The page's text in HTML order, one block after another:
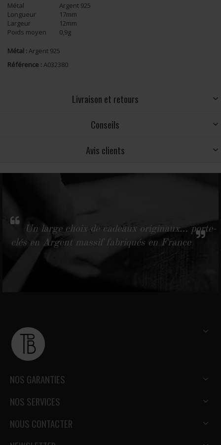
Métal
Argent 925
Longueur
17mm
Largeur
12mm
Poids moyen
0,9g
Métal : Argent 925
Référence : A032380
Livraison et retours
Conseils
Avis clients
Un large choix de cadeaux originaux… porte-
clés en Argent massif fabriqués en France
NOS GARANTIES
NOS SERVICES
NOUS CONTACTER